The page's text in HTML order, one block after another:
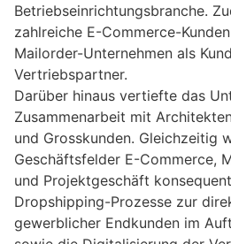
Betriebseinrichtungsbranche.
zahlreiche E-Commerce-
Mailorder-Unternehmen als
Vertriebspartner.
Darüber hinaus vertiefte das
Zusammenarbeit mit
und Grosskunden. Gleichzeitig
Geschäftsfelder E-Commerce,
und Projektgeschäft
Dropshipping-Prozesse zur
gewerblicher Endkunden im